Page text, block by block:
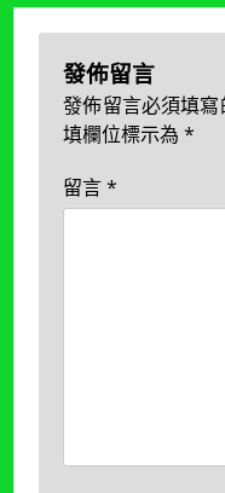
發佈留言
發佈留言必須填寫
填欄位標示為*
留言*